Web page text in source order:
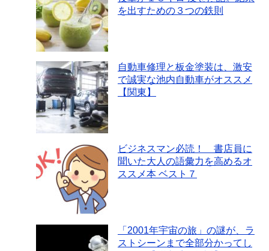
を出すための３つの鉄則
自動車修理と板金塗装は、激安
で誠実な池内自動車がオススメ
【関東】
ビジネスマン必読！ 書店員に
聞いた大人の語彙力を高めるオ
ススメ本 ベスト７
「2001年宇宙の旅」の謎が、ラ
ストシーンまで全部分かってし